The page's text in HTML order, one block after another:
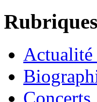
Rubriques
Actualité
Concerts